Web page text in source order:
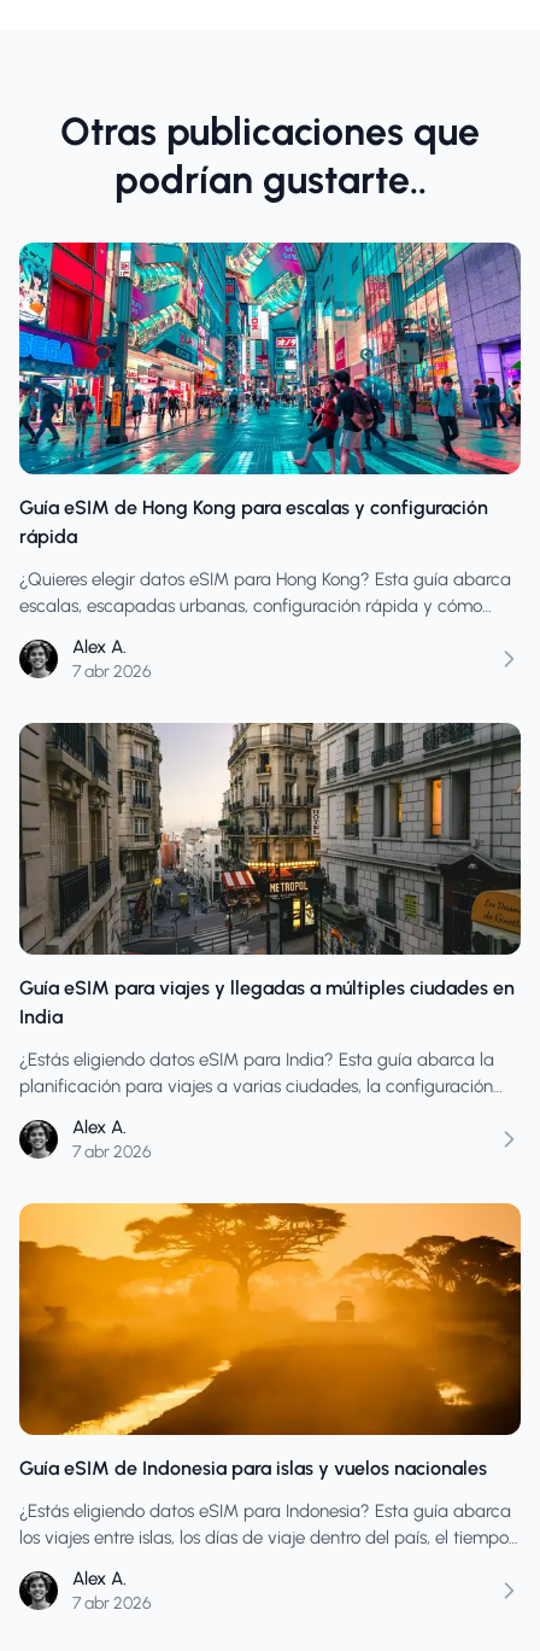
Otras publicaciones que
podrían gustarte..
Guía eSIM de Hong Kong para escalas y configuración
rápida
¿Quieres elegir datos eSIM para Hong Kong? Esta guía abarca
escalas, escapadas urbanas, configuración rápida y cómo
ajustadas.
Alex A.
7 abr 2026
Guía eSIM para viajes y llegadas a múltiples ciudades en
India
¿Estás eligiendo datos eSIM para India? Esta guía abarca la
planificación para viajes a varias ciudades, la configuración
evitar comprar datos insuficientes en itinerarios cambiantes.
Alex A.
7 abr 2026
Guía eSIM de Indonesia para islas y vuelos nacionales
¿Estás eligiendo datos eSIM para Indonesia? Esta guía abarca
los viajes entre islas, los días de viaje dentro del país, el tiempo
partes más transitadas de la ruta.
Alex A.
7 abr 2026